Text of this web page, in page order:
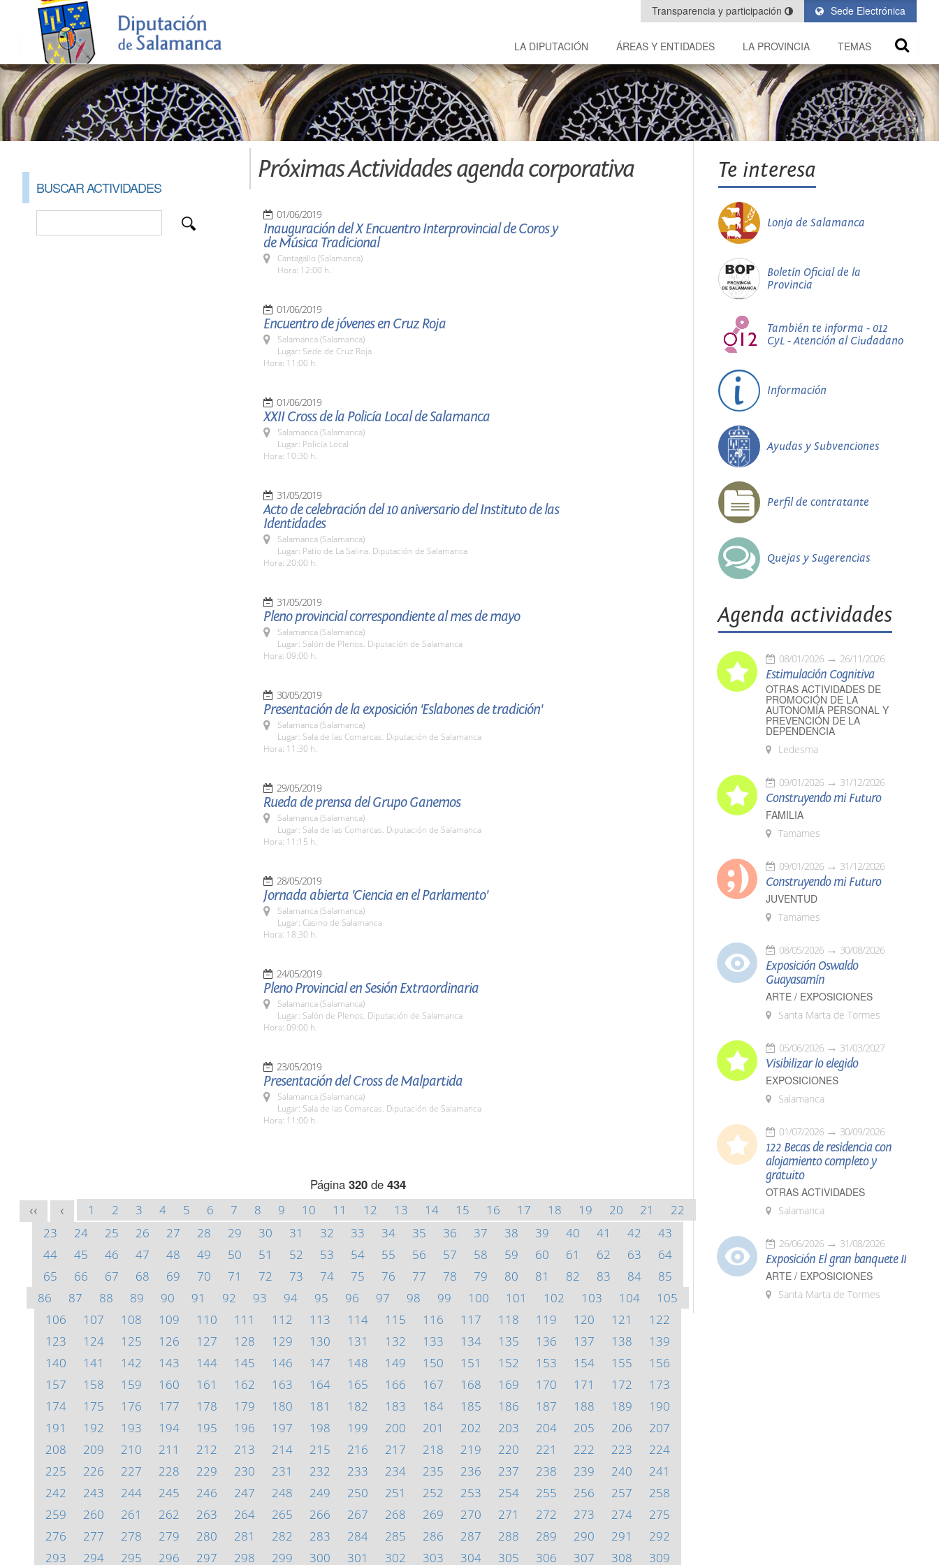
Sede Electrónica
Transparencia y participación
LA DIPUTACIÓN ÁREAS Y ENTIDADES LA PROVINCIA TEMAS
BUSCAR ACTIVIDADES
Próximas Actividades agenda corporativa
01/06/2019
Inauguración del X Encuentro Interprovincial de Coros y
de Música Tradicional
Cantagallo (Salamanca)
Hora: 12:00 h.
01/06/2019
Encuentro de jóvenes en Cruz Roja
Salamanca (Salamanca)
Lugar: Sede de Cruz Roja
Hora: 11:00 h.
01/06/2019
XXII Cross de la Policía Local de Salamanca
Salamanca (Salamanca)
Lugar: Policía Local
Hora: 10:30 h.
31/05/2019
Acto de celebración del 10 aniversario del Instituto de las
Identidades
Salamanca (Salamanca)
Lugar: Patio de La Salina. Diputación de Salamanca
Hora: 20:00 h.
31/05/2019
Pleno provincial correspondiente al mes de mayo
Salamanca (Salamanca)
Lugar: Salón de Plenos. Diputación de Salamanca
Hora: 09:00 h.
30/05/2019
Presentación de la exposición 'Eslabones de tradición'
Salamanca (Salamanca)
Lugar: Sala de las Comarcas. Diputación de Salamanca
Hora: 11:30 h.
29/05/2019
Rueda de prensa del Grupo Ganemos
Salamanca (Salamanca)
Lugar: Sala de las Comarcas. Diputación de Salamanca
Hora: 11:15 h.
28/05/2019
Jornada abierta 'Ciencia en el Parlamento'
Salamanca (Salamanca)
Lugar: Casino de Salamanca
Hora: 18:30 h.
24/05/2019
Pleno Provincial en Sesión Extraordinaria
Salamanca (Salamanca)
Lugar: Salón de Plenos. Diputación de Salamanca
Hora: 09:00 h.
23/05/2019
Presentación del Cross de Malpartida
Salamanca (Salamanca)
Lugar: Sala de las Comarcas. Diputación de Salamanca
Hora: 11:00 h.
Página 320de 434
<< < 1 2 3 4 5 6 7 8 9 10 11 12 13 14 15 16 17 18 19 20 21
22
23
24 25 26 27 28 29 30 31 32 33 34 35 36 37 38 39 40 41 42
43
44
45 46 47 48 49 50 51 52 53 54 55 56 57 58 59 60 61 62 63
64
65
66 67 68 69 70 71 72 73 74 75 76 77 78 79 80 81 82 83 84
85
86
87 88 89 90 91 92 93 94 95 96 97 98 99 100 101 102 103 104
105
106
107 108 109 110 111 112 113 114 115 116 117 118 119 120 121
122
123
124 125 126 127 128 129 130 131 132 133 134 135 136 137 138
139
140
141 142 143 144 145 146 147 148 149 150 151 152 153 154 155
156
157
158 159 160 161 162 163 164 165 166 167 168 169 170 171 172
173
174
175 176 177 178 179 180 181 182 183 184 185 186 187 188 189
190
191
192 193 194 195 196 197 198 199 200 201 202 203 204 205 206
207
208
209 210 211 212 213 214 215 216 217 218 219 220 221 222 223
224
225
226 227 228 229 230 231 232 233 234 235 236 237 238 239 240
241
242
243 244 245 246 247 248 249 250 251 252 253 254 255 256 257
258
259
260 261 262 263 264 265 266 267 268 269 270 271 272 273 274
275
276
277 278 279 280 281 282 283 284 285 286 287 288 289 290 291
292
293
294 295 296 297 298 299 300 301 302 303 304 305 306 307 308 309
Te interesa
Lonja de Salamanca
Boletín Oficial de la
Provincia
También te informa - 012
CyL - Atención al Ciudadano
Información
Ayudas y Subvenciones
Perfil de contratante
Quejas y Sugerencias
Agenda actividades
08/01/2026 26/11/2026
Estimulación Cognitiva
OTRAS ACTIVIDADES DE
PROMOCIÓN DE LA
AUTONOMÍA PERSONAL Y
PREVENCIÓN DE LA
DEPENDENCIA
Ledesma
09/01/2026 31/12/2026
Construyendo mi Futuro
FAMILIA
Tamames
09/01/2026 31/12/2026
Construyendo mi Futuro
JUVENTUD
Tamames
08/05/2026 30/08/2026
Exposición Oswaldo
Guayasamín
ARTE / EXPOSICIONES
Santa Marta de Tormes
05/06/2026 31/03/2027
Visibilizar lo elegido
EXPOSICIONES
Salamanca
01/07/2026 30/09/2026
122 Becas de residencia con
alojamiento completo y
gratuito
OTRAS ACTIVIDADES
Salamanca
26/06/2026 31/08/2026
Exposición El gran banquete II
ARTE / EXPOSICIONES
Santa Marta de Tormes